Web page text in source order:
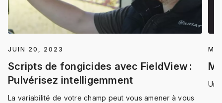
JUIN 20, 2023
Scripts de fongicides avec FieldView :
Pulvérisez intelligemment
La variabilité de votre champ peut vous amener à vous
Un